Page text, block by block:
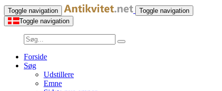
Toggle navigation
Toggle navigation
Toggle navigation
Forside
Søg
Udstillere
Emne